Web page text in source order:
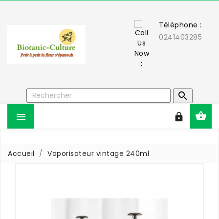
Téléphone :
0241403285



Accueil Vaporisateur vintage 240ml